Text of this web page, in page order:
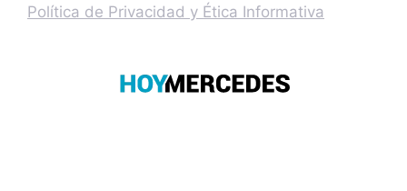
Política de Privacidad y Ética Informativa